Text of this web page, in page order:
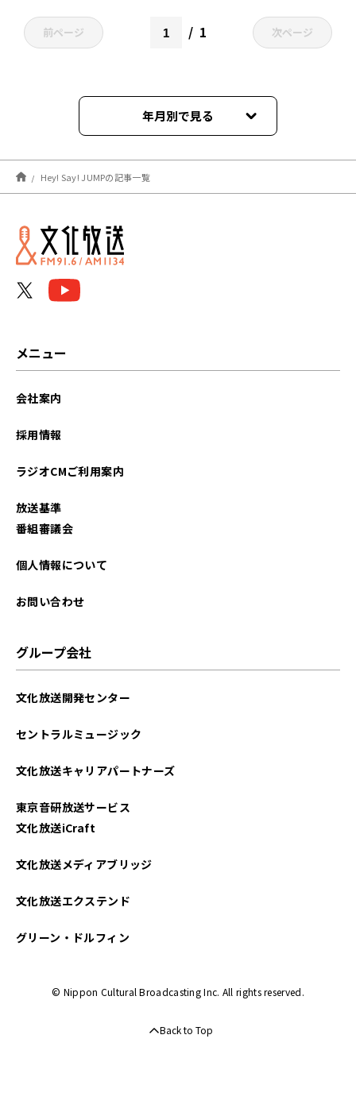
前ページ 1 次ページ
年月別で見る
2024年03月
2024年02月
2024年01月
2023年04月
2023年01月
2022年08月
2022年07月
2022年06月
Hey! Say! JUMPの記事一覧
メニュー
会社案内
採用情報
ラジオCMご利用案内
放送基準
番組審議会
個人情報について
お問い合わせ
グループ会社
文化放送開発センター
セントラルミュージック
文化放送キャリアパートナーズ
東京音研放送サービス
文化放送iCraft
文化放送メディアブリッジ
文化放送エクステンド
グリーン・ドルフィン
© Nippon Cultural Broadcasting Inc. All rights reserved.
Back to Top